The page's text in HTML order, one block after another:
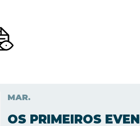
MAR.
OS PRIMEIROS